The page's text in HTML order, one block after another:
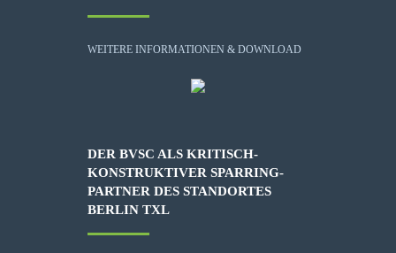
WEITERE INFORMATIONEN & DOWNLOAD
DER BVSC ALS KRITISCH-
KONSTRUKTIVER SPARRING-
PARTNER DES STANDORTES
BERLIN TXL